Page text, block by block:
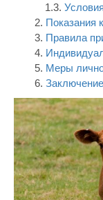
Показания
Правила
Меры
Заключение